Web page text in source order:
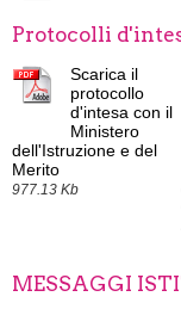
Protocolli
Scarica il
protocollo
d'intesa con il
Ministero
dell'Istruzione e del
Merito
977.13 Kb
MESSAGGI